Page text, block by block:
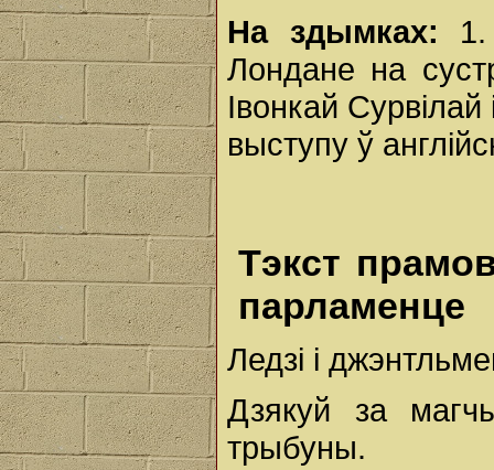
На здымках:
Лондане на
Івонкай
выступу ў
Тэкст
парламенце
Ледзі і
Дзякуй за
трыбуны.